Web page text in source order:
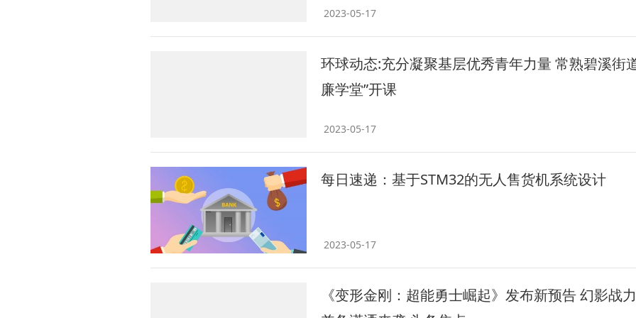
2023-05-17
环球动态:充分凝聚基层优秀青年力量 常熟碧溪街
廉学堂”开课
2023-05-17
每日速递：基于STM32的无人售货机系统设计
2023-05-17
《变形金刚：超能勇士崛起》发布新预告 幻影战